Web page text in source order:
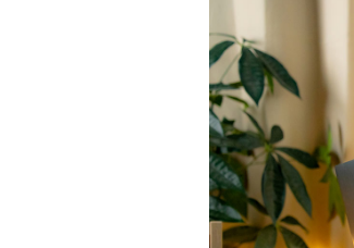
ワンルームマンション投資で